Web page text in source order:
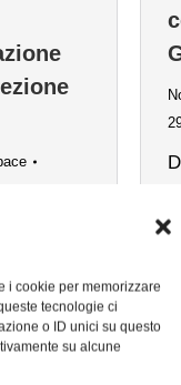
i cookie per memorizzare
tecnologie ci
o ID unici su questo
su alcune
dei